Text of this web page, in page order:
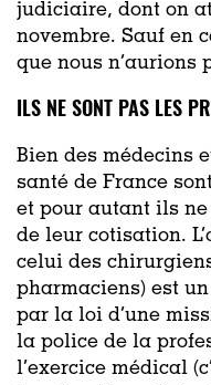
judiciaire, dont on
novembre. Sauf en
que nous
ILS NE SONT PAS LES
Bien des médecins
santé de France
et pour autant ils
de leur cotisation.
celui des
pharmaciens) est
par la loi d’une
la police de la
l’exercice médical